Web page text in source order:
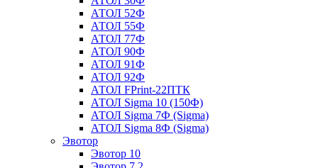
АТОЛ 52Ф
АТОЛ 55Ф
АТОЛ 77Ф
АТОЛ 90Ф
АТОЛ 91Ф
АТОЛ 92Ф
АТОЛ FPrint-22ПТК
АТОЛ Sigma 10 (150Ф)
АТОЛ Sigma 7Ф (Sigma)
АТОЛ Sigma 8Ф (Sigma)
Эвотор
Эвотор 10